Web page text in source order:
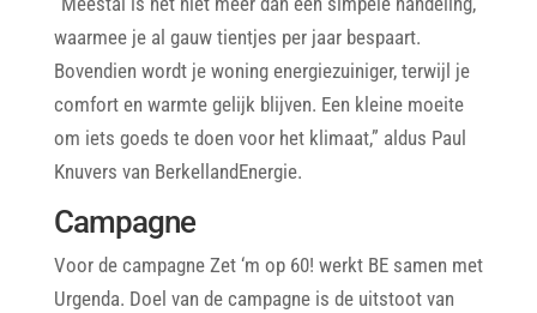
waarmee je al gauw tientjes per jaar bespaart.
Bovendien wordt je woning energiezuiniger, terwijl je
comfort en warmte gelijk blijven. Een kleine moeite
om iets goeds te doen voor het klimaat,” aldus Paul
Knuvers van BerkellandEnergie.
Campagne
Voor de campagne Zet ‘m op 60! werkt BE samen met
Urgenda. Doel van de campagne is de uitstoot van